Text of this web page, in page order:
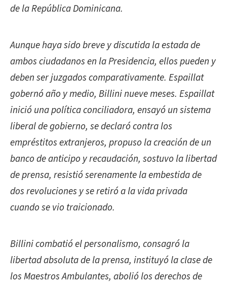
de la República Dominicana.
Aunque haya sido breve y discutida la estada de
ambos ciudadanos en la Presidencia, ellos pueden y
deben ser juzgados comparativamente. Espaillat
gobernó año y medio, Billini nueve meses. Espaillat
inició una política conciliadora, ensayó un sistema
liberal de gobierno, se declaró contra los
empréstitos extranjeros, propuso la creación de un
banco de anticipo y recaudación, sostuvo la libertad
de prensa, resistió serenamente la embestida de
dos revoluciones y se retiró a la vida privada
cuando se vio traicionado.
Billini combatió el personalismo, consagró la
libertad absoluta de la prensa, instituyó la clase de
los Maestros Ambulantes, abolió los derechos de